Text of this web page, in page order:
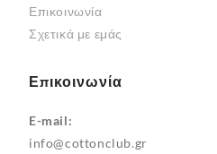
Επικοινωνία
Σχετικά με εμάς
Επικοινωνία
E-mail:
info@cottonclub.gr